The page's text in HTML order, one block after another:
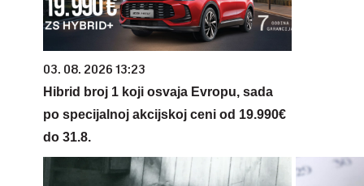
03. 08. 2026 13:23
Hibrid broj 1 koji osvaja Evropu, sada
po specijalnoj akcijskoj ceni od 19.990€
do 31.8.